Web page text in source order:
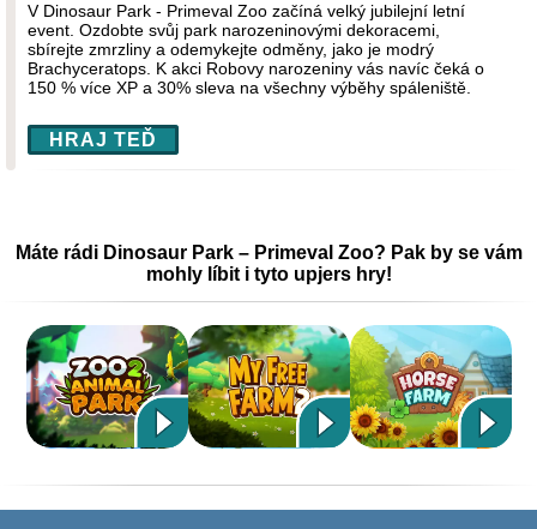
V Dinosaur Park - Primeval Zoo začíná velký jubilejní letní
event. Ozdobte svůj park narozeninovými dekoracemi,
sbírejte zmrzliny a odemykejte odměny, jako je modrý
Brachyceratops. K akci Robovy narozeniny vás navíc čeká o
150 % více XP a 30% sleva na všechny výběhy spáleniště.
HRAJ TEĎ
Máte rádi Dinosaur Park – Primeval Zoo? Pak by se vám
mohly líbit i tyto upjers hry!